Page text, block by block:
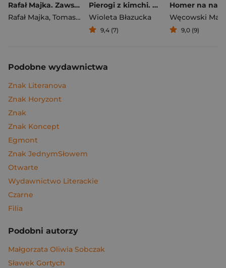
Rafał Majka. Zawsze z przodu. Rozmawia Tomasz Kalemba - książka z autografem
Rafał Majka, Tomasz Kalemba
Pierogi z kimchi. Moje ulubione azjatyckie przepisy
Wioleta Błazucka
9,4 (7)
Węcowski
9,0 (9)
Podobne wydawnictwa
Znak Literanova
Znak Horyzont
Znak
Znak Koncept
Egmont
Znak JednymSłowem
Otwarte
Wydawnictwo Literackie
Czarne
Filia
Podobni autorzy
Małgorzata Oliwia Sobczak
Sławek Gortych